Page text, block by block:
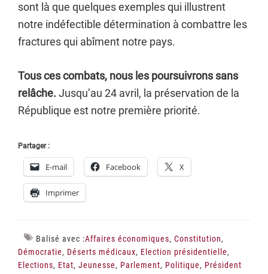
sont là que quelques exemples qui illustrent
notre indéfectible détermination à combattre les
fractures qui abîment notre pays.
Tous ces combats, nous les poursuivrons sans
relâche. Jusqu’au 24 avril, la préservation de la
République est notre première priorité.
Partager :
E-mail Facebook X
Imprimer
Balisé avec :Affaires économiques, Constitution,
Démocratie, Déserts médicaux, Election présidentielle,
Elections, Etat, Jeunesse, Parlement, Politique, Président